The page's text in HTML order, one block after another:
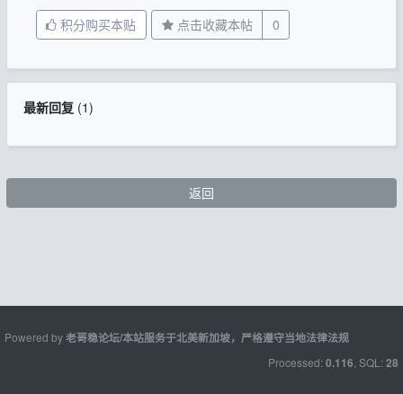
积分购买本贴 点击收藏本帖 0
最新回复(1)
返回
Powered by老哥稳论坛/本站服务于北美新加坡，严格遵守当地法律法规
Processed: 0.116 , SQL: 28